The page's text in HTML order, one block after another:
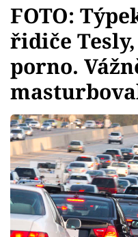
Témata
Showbyznys
Youtubeři
Virály
Sex a vztahy
Videa
FOTO:
řidiče
porno.